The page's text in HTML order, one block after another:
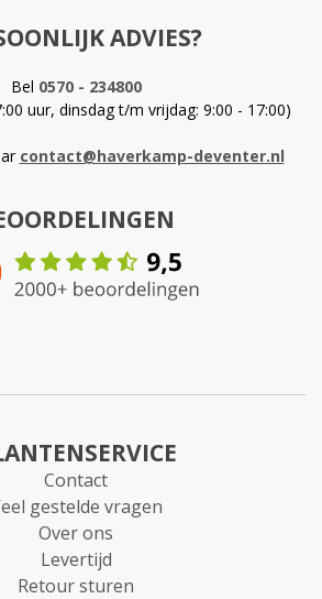
ADVIES?
Bel 0570 - 234800
uur, dinsdag t/m vrijdag: 9:00 - 17:00)
contact@haverkamp-deventer.nl
Contact
gestelde vragen
Over ons
Levertijd
Retour sturen